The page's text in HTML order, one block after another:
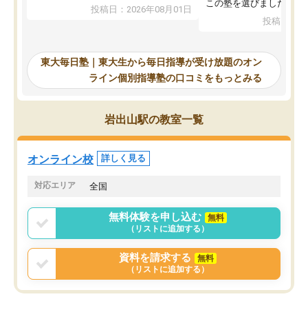
合格となってしまいました。その経験
東大毎日塾にたどり着きました。学習
の長期計画や日々の勉強のやり方につ
いて客観的なアドバイスをいただけた
ので、自信をもって受験勉強を進める
ことができました。自分のように勉強
のやり方や進捗管理で苦労している方
には特におすすめしたい塾です。
投稿日：2026年08月01日
この塾を選びました。
投稿日：
東大毎日塾｜東大生から毎日指導が受け放題のオン
ライン個別指導塾の口コミをもっとみる
岩出山駅の教室一覧
オンライン校 詳しく見る
対応エリア 全国
無料体験を申し込む
無料
（リストに追加する）
資料を請求する
無料
（リストに追加する）